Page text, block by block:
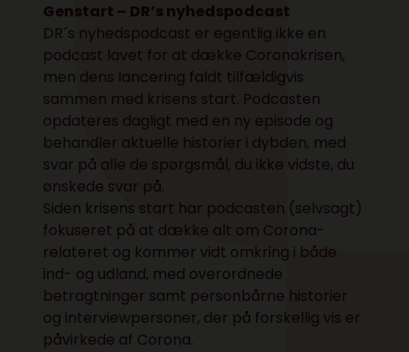
Genstart – DR’s nyhedspodcast
DR´s nyhedspodcast er egentlig ikke en
podcast lavet for at dække Coronakrisen,
men dens lancering faldt tilfældigvis
sammen med krisens start. Podcasten
opdateres dagligt med en ny episode og
behandler aktuelle historier i dybden, med
svar på alle de spørgsmål, du ikke vidste, du
ønskede svar på.
Siden krisens start har podcasten (selvsagt)
fokuseret på at dække alt om Corona-
relateret og kommer vidt omkring i både
ind- og udland, med overordnede
betragtninger samt personbårne historier
og interviewpersoner, der på forskellig vis er
påvirkede af Corona.